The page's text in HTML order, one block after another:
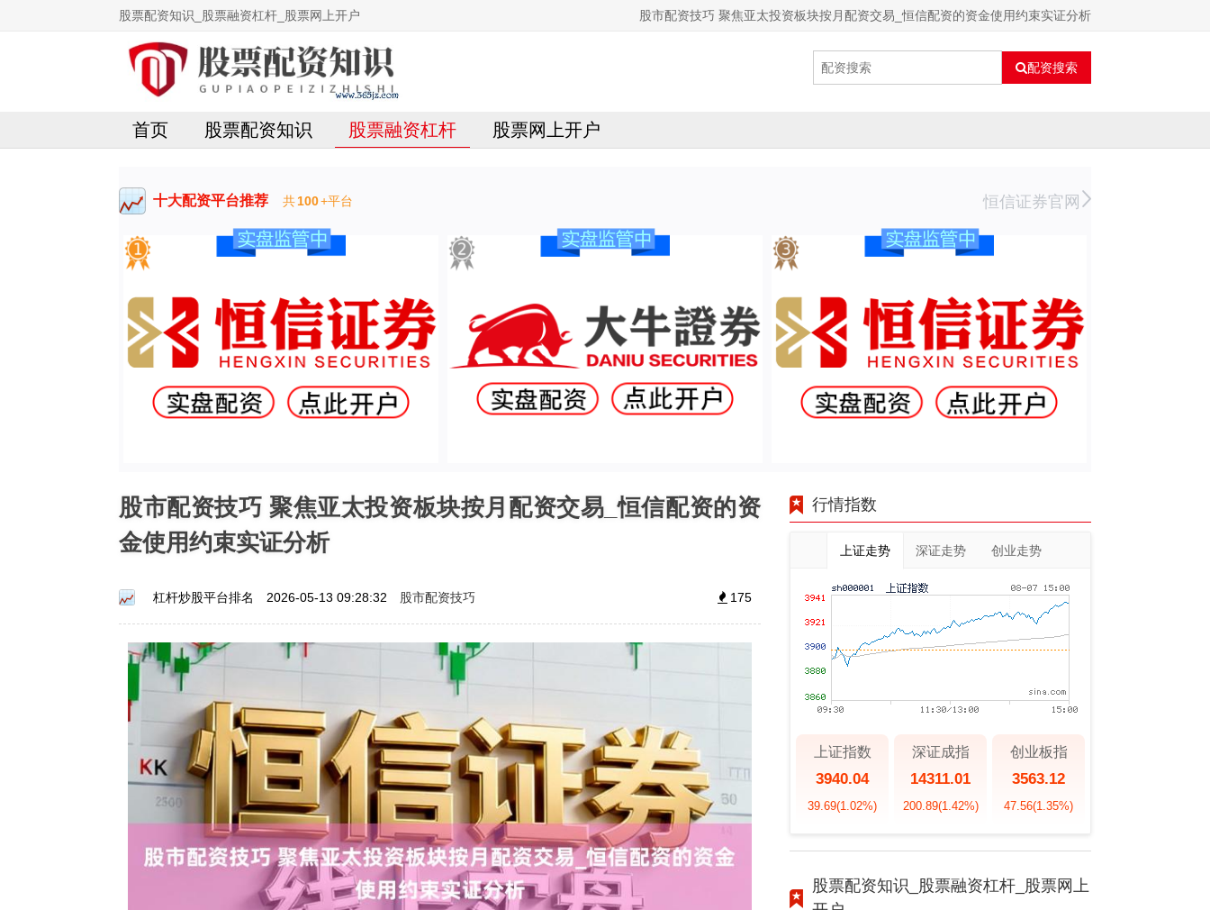
股票配资知识_股票融资杠杆_股票网上开户 股市配资技巧 聚焦亚太投资板块按月配资交易_恒信配资的资金使用约束实证分析
配资搜索
首页 股票配资知识 股票融资杠杆 股票网上开户
十大配资平台推荐 共100+平台 恒信证券官网
股市配资技巧 聚焦亚太投资板块按月配资交易_恒信配资的资
金使用约束实证分析
杠杆炒股平台排名 2026-05-13 09:28:32 股市配资技巧 175
行情指数
上证走势 深证走势 创业走势
上证指数
3940.04
39.69(1.02%)
深证成指
14311.01
200.89(1.42%)
创业板指
3563.12
47.56(1.35%)
股票配资知识_股票融资杠杆_股票网上